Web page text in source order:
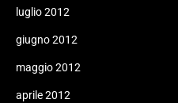
luglio 2012
giugno 2012
maggio 2012
aprile 2012